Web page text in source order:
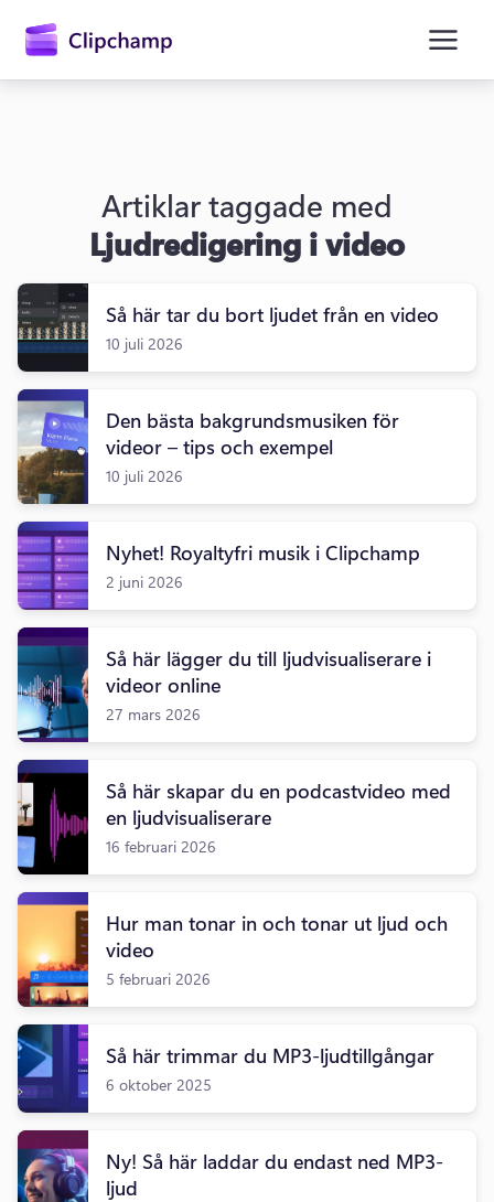
huvudinnehåll
Logga in
Artiklar taggade med
Ljudredigering i video
Så här tar du bort ljudet från en video
10 juli 2026
Den bästa bakgrundsmusiken för
videor – tips och exempel
10 juli 2026
Nyhet! Royaltyfri musik i Clipchamp
2 juni 2026
Så här lägger du till ljudvisualiserare i
videor online
27 mars 2026
Så här skapar du en podcastvideo med
en ljudvisualiserare
16 februari 2026
Hur man tonar in och tonar ut ljud och
video
5 februari 2026
Så här trimmar du MP3-ljudtillgångar
6 oktober 2025
Ny! Så här laddar du endast ned MP3-
ljud